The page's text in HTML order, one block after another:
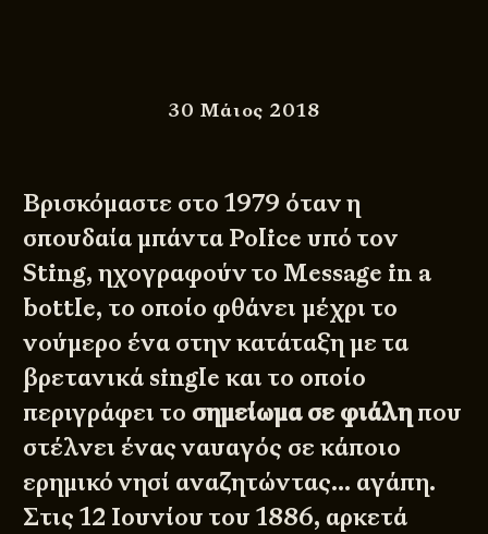
30 Μάιος 2018
Βρισκόμαστε στο 1979 όταν η
σπουδαία μπάντα Police υπό τον
Sting, ηχογραφούν το Message in a
bottle, το οποίο φθάνει μέχρι το
νούμερο ένα στην κατάταξη με τα
βρετανικά single και το οποίο
περιγράφει το σημείωμα σε φιάλη που
στέλνει ένας ναυαγός σε κάποιο
ερημικό νησί αναζητώντας… αγάπη.
Στις 12 Ιουνίου του 1886, αρκετά